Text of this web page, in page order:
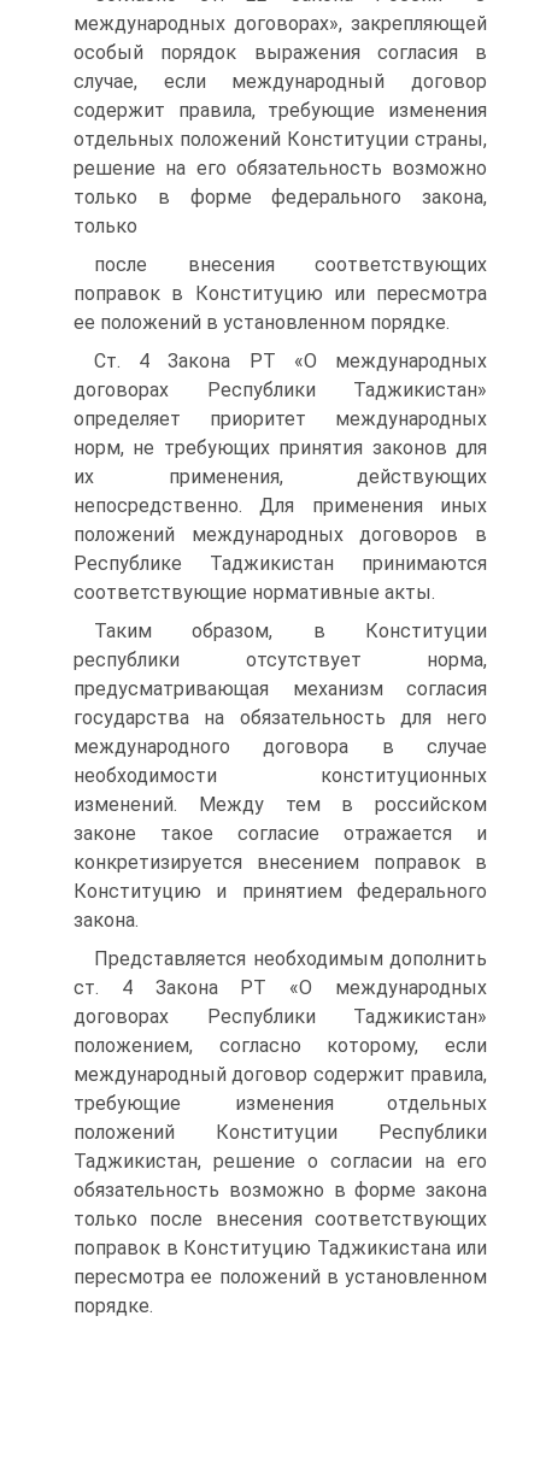
международных договорах», закрепляющей
особый порядок выражения согласия в
случае, если международный договор
содержит правила, требующие изменения
отдельных положений Конституции страны,
решение на его обязательность возможно
только в форме федерального закона,
только
после внесения соответствующих
поправок в Конституцию или пересмотра
ее положений в установленном порядке.
Ст. 4 Закона РТ «О международных
договорах Республики Таджикистан»
определяет приоритет международных
норм, не требующих принятия законов для
их применения, действующих
непосредственно. Для применения иных
положений международных договоров в
Республике Таджикистан принимаются
соответствующие нормативные акты.
Таким образом, в Конституции
республики отсутствует норма,
предусматривающая механизм согласия
государства на обязательность для него
международного договора в случае
необходимости конституционных
изменений. Между тем в российском
законе такое согласие отражается и
конкретизируется внесением поправок в
Конституцию и принятием федерального
закона.
Представляется необходимым дополнить
ст. 4 Закона РТ «О международных
договорах Республики Таджикистан»
положением, согласно которому, если
международный договор содержит правила,
требующие изменения отдельных
положений Конституции Республики
Таджикистан, решение о согласии на его
обязательность возможно в форме закона
только после внесения соответствующих
поправок в Конституцию Таджикистана или
пересмотра ее положений в установленном
порядке.